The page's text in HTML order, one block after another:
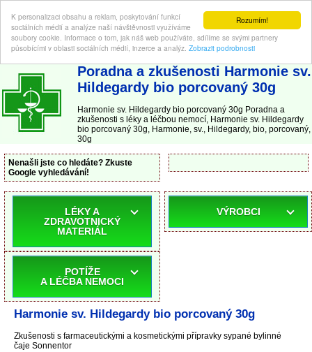
Rozumím!
K personalizaci obsahu a reklam, poskytování funkcí
sociálních médií a analýze naší návštěvnosti využíváme
soubory cookie. Informace o tom, jak náš web používáte, sdílíme se svými partnery
působícími v oblasti sociálních médií, inzerce a analýz. Zobrazit podrobnosti
ABC-LEKARNA.cz | Poradna a zkušenosti s léky a léčbou nemocí
Poradna a zkušenosti Harmonie sv.
Hildegardy bio porcovaný 30g
Harmonie sv. Hildegardy bio porcovaný 30g Poradna a
zkušenosti s léky a léčbou nemocí, Harmonie sv. Hildegardy
bio porcovaný 30g, Harmonie, sv., Hildegardy, bio, porcovaný,
30g
Nenašli jste co hledáte? Zkuste
Google vyhledávání!
LÉKY A
ZDRAVOTNICKÝ
MATERIÁL
POTÍŽE
A LÉČBA NEMOCI
VÝROBCI
Harmonie sv. Hildegardy bio porcovaný 30g
Zkušenosti s farmaceutickými a kosmetickými přípravky sypané bylinné
čaje Sonnentor